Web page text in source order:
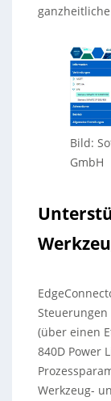
Bild:
GmbH
(über einen
840D Power
Werkzeug-